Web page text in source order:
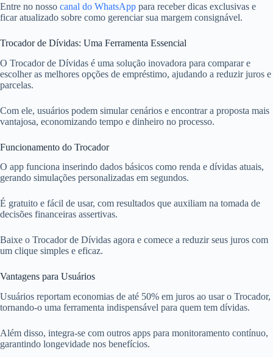
Entre no nosso canal do WhatsApp para receber dicas exclusivas e
ficar atualizado sobre como gerenciar sua margem consignável.
Trocador de Dívidas: Uma Ferramenta Essencial
O Trocador de Dívidas é uma solução inovadora para comparar e
escolher as melhores opções de empréstimo, ajudando a reduzir juros e
parcelas.
Com ele, usuários podem simular cenários e encontrar a proposta mais
vantajosa, economizando tempo e dinheiro no processo.
Funcionamento do Trocador
O app funciona inserindo dados básicos como renda e dívidas atuais,
gerando simulações personalizadas em segundos.
É gratuito e fácil de usar, com resultados que auxiliam na tomada de
decisões financeiras assertivas.
Baixe o Trocador de Dívidas agora e comece a reduzir seus juros com
um clique simples e eficaz.
Vantagens para Usuários
Usuários reportam economias de até 50% em juros ao usar o Trocador,
tornando-o uma ferramenta indispensável para quem tem dívidas.
Além disso, integra-se com outros apps para monitoramento contínuo,
garantindo longevidade nos benefícios.